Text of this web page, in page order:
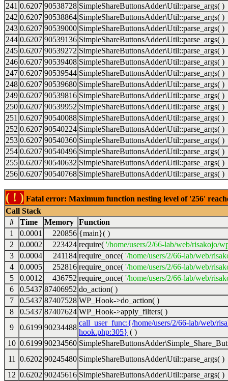
241 0.6207 90538728 SimpleShareButtonsAdder\Util::parse_args( )
242 0.6207 90538864 SimpleShareButtonsAdder\Util::parse_args( )
243 0.6207 90539000 SimpleShareButtonsAdder\Util::parse_args( )
244 0.6207 90539136 SimpleShareButtonsAdder\Util::parse_args( )
245 0.6207 90539272 SimpleShareButtonsAdder\Util::parse_args( )
246 0.6207 90539408 SimpleShareButtonsAdder\Util::parse_args( )
247 0.6207 90539544 SimpleShareButtonsAdder\Util::parse_args( )
248 0.6207 90539680 SimpleShareButtonsAdder\Util::parse_args( )
249 0.6207 90539816 SimpleShareButtonsAdder\Util::parse_args( )
250 0.6207 90539952 SimpleShareButtonsAdder\Util::parse_args( )
251 0.6207 90540088 SimpleShareButtonsAdder\Util::parse_args( )
252 0.6207 90540224 SimpleShareButtonsAdder\Util::parse_args( )
253 0.6207 90540360 SimpleShareButtonsAdder\Util::parse_args( )
254 0.6207 90540496 SimpleShareButtonsAdder\Util::parse_args( )
255 0.6207 90540632 SimpleShareButtonsAdder\Util::parse_args( )
256 0.6207 90540768 SimpleShareButtonsAdder\Util::parse_args( )
( ! ) Fatal error: Maximum function nesting level of '256'
Call Stack
#
Time Memory Function
1
0.0001 220856 {main}( )
2
0.0002 223424 require( '/home/users/2/66-lab/web/risakojo/
3
0.0004 241184 require_once( '/home/users/2/66-lab/web/
4
0.0005 252816 require_once( '/home/users/2/66-lab/web/
5
0.0012 436752 require_once( '/home/users/2/66-lab/web/
6
0.5437 87406952 do_action( )
7
0.5437 87407528 WP_Hook->do_action( )
8
0.5437 87407624 WP_Hook->apply_filters( )
9
0.6199 90234488
call_user_func:{/home/users/2/66-lab/web/
hook.php:305} ( )
10 0.6199 90234560
11
0.6202 90245480 SimpleShareButtonsAdder\Util::parse_args( )
12 0.6202 90245616 SimpleShareButtonsAdder\Util::parse_args( )